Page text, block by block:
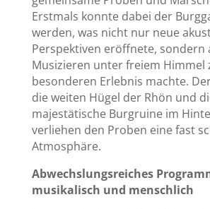
Erstmals konnte dabei der
werden, was nicht nur neue
Perspektiven eröffnete, sondern
Musizieren unter freiem Himmel
besonderen Erlebnis machte.
die weiten Hügel der Rhön und
majestätische Burgruine im
verliehen den Proben eine fast
Atmosphäre.
Abwechslungsreiches
musikalisch und menschlich